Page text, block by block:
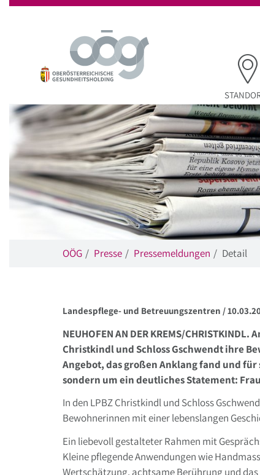
OÖG Presse Pressemeldungen Detail
Landespflege- und Betreuungszentren /
NEUHOFEN AN DER KREMS/
Christkindl und Schloss Gschwendt ihre
Angebot, das großen Anklang fand und
sondern um ein deutliches Statement:
In den LPBZ Christkindl und Schloss
Bewohnerinnen mit einer lebenslangen
Ein liebevoll gestalteter Rahmen mit
Kleine pflegende Anwendungen wie
Wertschätzung, achtsame Berührung und das